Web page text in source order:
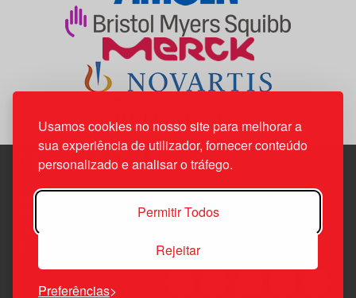
Usamos cookies no nosso site para melhorar a
sua experiência de utilizador, fornecer conteúdo
personalizado e analisar o tráfego.
Permitir Todos
Rejeitar
Preferências
Edif. Lisboa Oriente | Av. Infante D. Henrique, n.º 333H, esc.
1800-282 Lisboa | Portugal